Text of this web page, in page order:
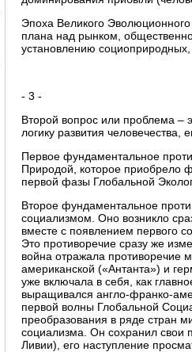
Эпоха Великого
плана над рынком,
установлению
- 3 -
Второй вопрос или проблема –
логику развития человечества,
Первое фундаментальное
Природой, которое приобрело
первой фазы Глобальной
Второе фундаментальное
социализмом. Оно возникло
вместе с появлением первого
Это противоречие сразу же
война отражала противоречие
американской («Антанта») и
уже включала в себя, как
выращивался англо-франко-
первой волны Глобальной
преобразования в ряде стран
социализма. Он сохранил свои
Ливии), его наступление